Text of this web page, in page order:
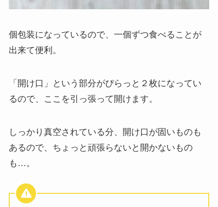
個包装になっているので、一個ずつ食べることが
出来て便利。
「開け口」という部分がぴらっと２枚になってい
るので、ここを引っ張って開けます。
しっかり真空されている分、開け口が固いものも
あるので、ちょっと頑張らないと開かないもの
も…。